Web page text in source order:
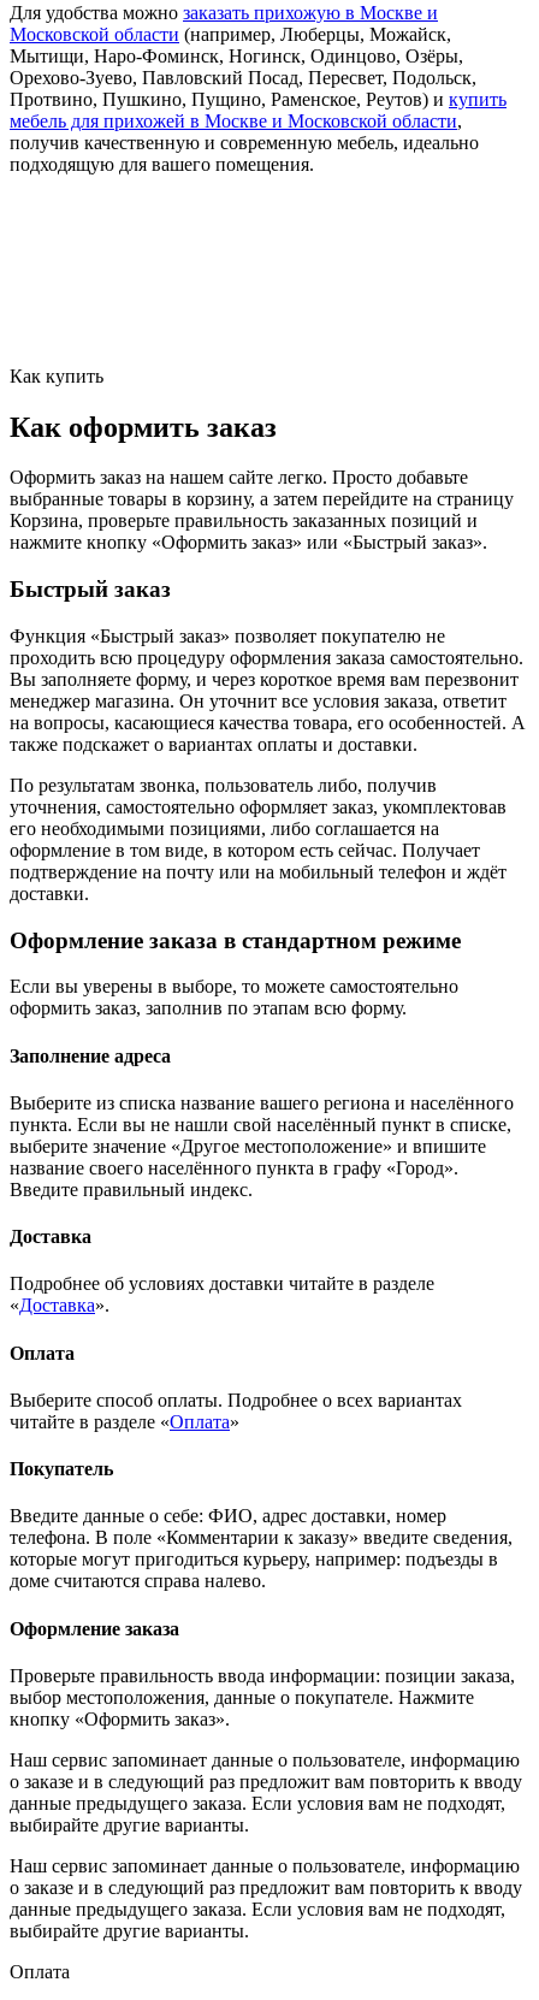
Для удобства можно заказать прихожую в Москве и
Московской области (например, Люберцы, Можайск,
Мытищи, Наро-Фоминск, Ногинск, Одинцово, Озёры,
Орехово-Зуево, Павловский Посад, Пересвет, Подольск,
Протвино, Пушкино, Пущино, Раменское, Реутов) и купить
мебель для прихожей в Москве и Московской области,
получив качественную и современную мебель, идеально
подходящую для вашего помещения.
Как купить
Как оформить заказ
Оформить заказ на нашем сайте легко. Просто добавьте
выбранные товары в корзину, а затем перейдите на страницу
Корзина, проверьте правильность заказанных позиций и
нажмите кнопку «Оформить заказ» или «Быстрый заказ».
Быстрый заказ
Функция «Быстрый заказ» позволяет покупателю не
проходить всю процедуру оформления заказа самостоятельно.
Вы заполняете форму, и через короткое время вам перезвонит
менеджер магазина. Он уточнит все условия заказа, ответит
на вопросы, касающиеся качества товара, его особенностей. А
также подскажет о вариантах оплаты и доставки.
По результатам звонка, пользователь либо, получив
уточнения, самостоятельно оформляет заказ, укомплектовав
его необходимыми позициями, либо соглашается на
оформление в том виде, в котором есть сейчас. Получает
подтверждение на почту или на мобильный телефон и ждёт
доставки.
Оформление заказа в стандартном режиме
Если вы уверены в выборе, то можете самостоятельно
оформить заказ, заполнив по этапам всю форму.
Заполнение адреса
Выберите из списка название вашего региона и населённого
пункта. Если вы не нашли свой населённый пункт в списке,
выберите значение «Другое местоположение» и впишите
название своего населённого пункта в графу «Город».
Введите правильный индекс.
Доставка
Подробнее об условиях доставки читайте в разделе
«Доставка».
Оплата
Выберите способ оплаты. Подробнее о всех вариантах
читайте в разделе «Оплата»
Покупатель
Введите данные о себе: ФИО, адрес доставки, номер
телефона. В поле «Комментарии к заказу» введите сведения,
которые могут пригодиться курьеру, например: подъезды в
доме считаются справа налево.
Оформление заказа
Проверьте правильность ввода информации: позиции заказа,
выбор местоположения, данные о покупателе. Нажмите
кнопку «Оформить заказ».
Наш сервис запоминает данные о пользователе, информацию
о заказе и в следующий раз предложит вам повторить к вводу
данные предыдущего заказа. Если условия вам не подходят,
выбирайте другие варианты.
Наш сервис запоминает данные о пользователе, информацию
о заказе и в следующий раз предложит вам повторить к вводу
данные предыдущего заказа. Если условия вам не подходят,
выбирайте другие варианты.
Оплата